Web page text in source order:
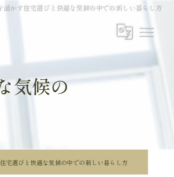
活かす住宅選びと快適な気候の中での新しい暮らし方
気候の
宅選びと快適な気候の中での新しい暮らし方